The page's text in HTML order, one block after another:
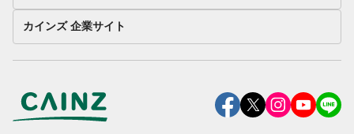
カインズ 企業サイト